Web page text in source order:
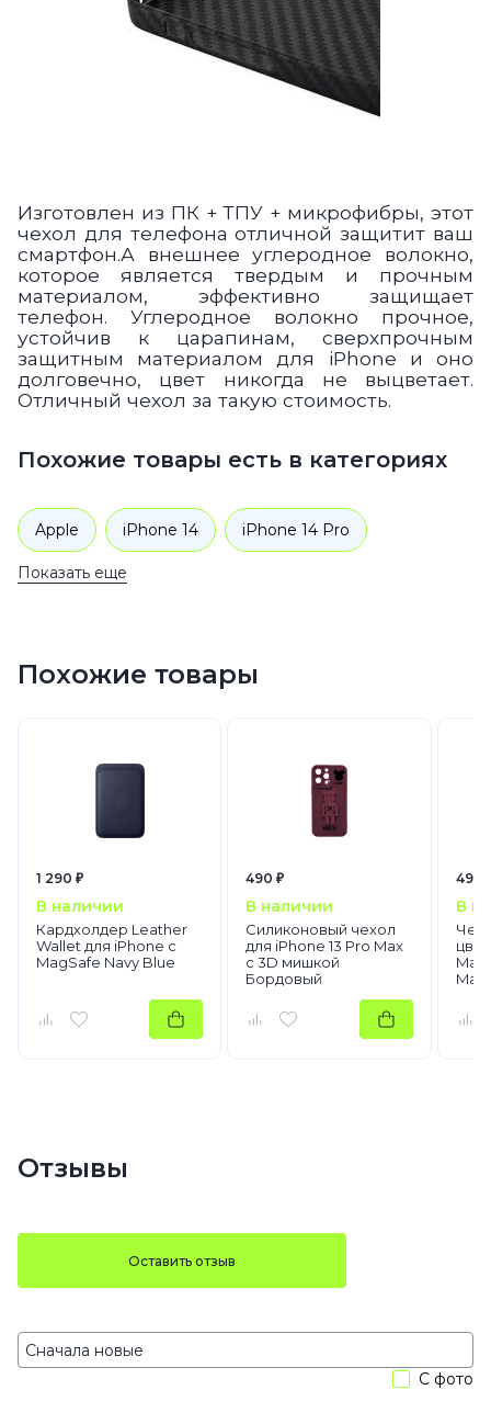
Изготовлен из ПК + ТПУ + микрофибры, этот
чехол для телефона отличной защитит ваш
смартфон.А внешнее углеродное волокно,
которое является твердым и прочным
материалом, эффективно защищает
телефон. Углеродное волокно прочное,
устойчив к царапинам, сверхпрочным
защитным материалом для iPhone и оно
долговечно, цвет никогда не выцветает.
Отличный чехол за такую стоимость.
Похожие товары есть в категориях
Apple iPhone 14 iPhone 14 Pro
Аксессуары
Показать еще
Похожие товары
1 290 ₽
В наличии
Кардхолдер Leather
Wallet для iPhone с
MagSafe Navy Blue
490 ₽
В наличии
Силиконовый чехол
для iPhone 13 Pro Max
с 3D мишкой
Бордовый
490
В
Max
Отзывы
Оставить отзыв
С фото